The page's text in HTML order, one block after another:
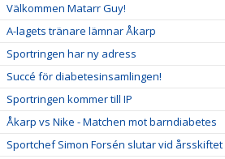
Välkommen Matarr Guy!
A-lagets tränare lämnar Åkarp
Sportringen har ny adress
Succé för diabetesinsamlingen!
Sportringen kommer till IP
Åkarp vs Nike - Matchen mot barndiabetes
Sportchef Simon Forsén slutar vid årsskiftet